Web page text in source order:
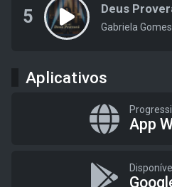
5 Deus
Gabriela Gomes
Aplicativos
App